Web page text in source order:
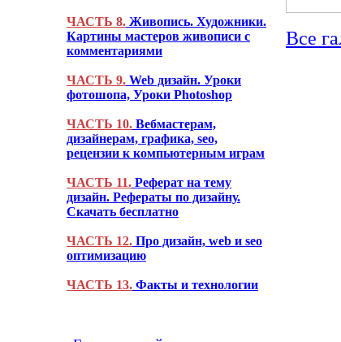
ЧАСТЬ 8. Живопись. Художники.
Картины мастеров живописи с
комментариями
ЧАСТЬ 9. Web дизайн. Уроки
фотошопа, Уроки Photoshop
ЧАСТЬ 10. Вебмастерам,
дизайнерам, графика, seo,
рецензии к компьютерным играм
ЧАСТЬ 11. Реферат на тему
дизайн. Рефераты по дизайну.
Скачать бесплатно
ЧАСТЬ 12. Про дизайн, web и seo
оптимизацию
ЧАСТЬ 13. Факты и технологии
Все